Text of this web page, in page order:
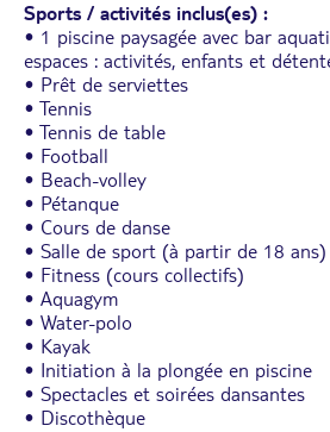
Sports / activités inclus(es) :
• 1 piscine paysagée avec bar
espaces : activités, enfants et
• Prêt de serviettes
• Tennis
• Tennis de table
• Football
• Beach-volley
• Pétanque
• Cours de danse
• Salle de sport (à partir de 18 ans)
• Fitness (cours collectifs)
• Aquagym
• Water-polo
• Kayak
• Initiation à la plongée en piscine
• Spectacles et soirées dansantes
• Discothèque